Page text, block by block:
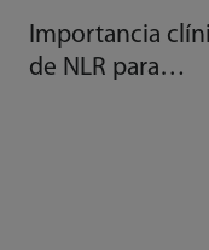
Importancia
de NLR para